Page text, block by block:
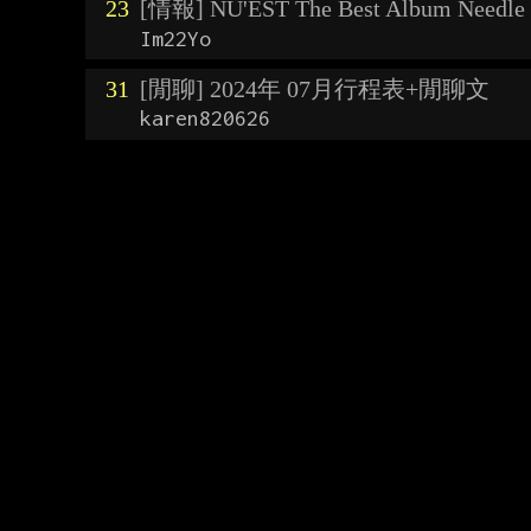
23 [情報] NU'EST The Best Album
Im22Yo
31 [閒聊] 2024年 07月行程表+閒聊文
karen820626